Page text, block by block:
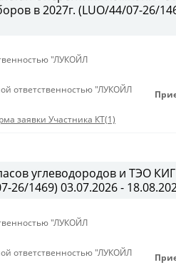
в 2027г. (LUO/44/07-26/
"ЛУКОЙЛ
ответственностью "ЛУКОЙЛ
заявки Участника КТ(1)
углеводородов и ТЭО
1469) 03.07.2026 -
"ЛУКОЙЛ
ответственностью "ЛУКОЙЛ